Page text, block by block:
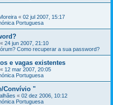
« 02 jul 2007, 15:17
Portuguesa
« 24 jun 2007, 21:10
Como recuperar a sua password?
e vagas existentes
« 12 mar 2007, 20:05
Portuguesa
Convívio "
« 02 dez 2006, 10:12
Portuguesa